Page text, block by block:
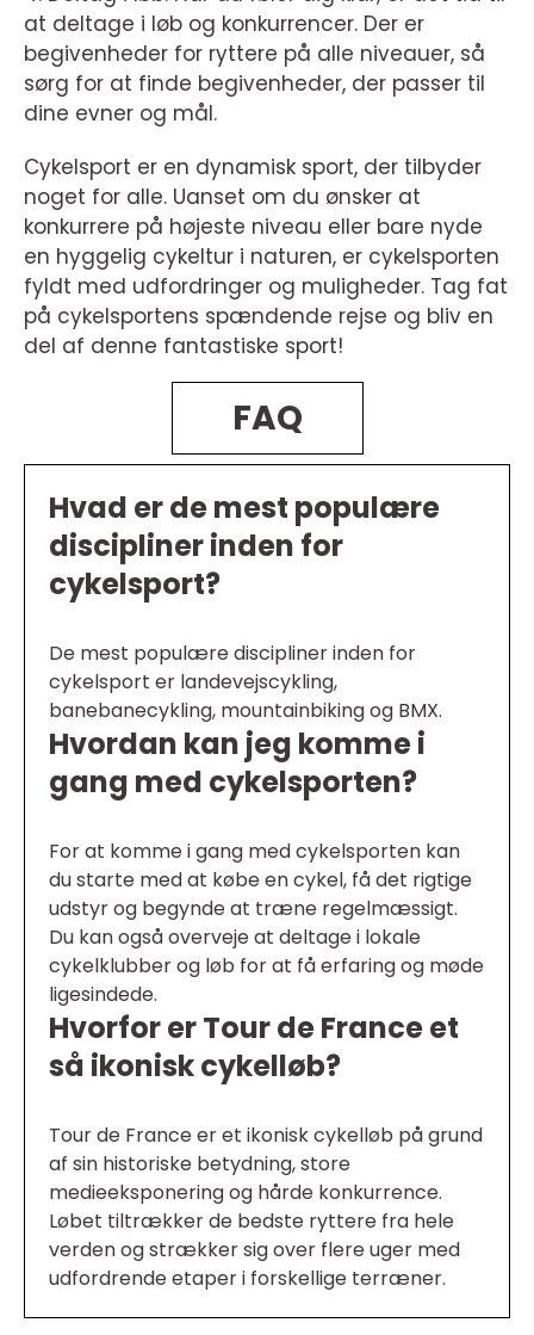
at deltage i løb og konkurrencer. Der er
begivenheder for ryttere på alle niveauer, så
sørg for at finde begivenheder, der passer til
dine evner og mål.
Cykelsport er en dynamisk sport, der tilbyder
noget for alle. Uanset om du ønsker at
konkurrere på højeste niveau eller bare nyde
en hyggelig cykeltur i naturen, er cykelsporten
fyldt med udfordringer og muligheder. Tag fat
på cykelsportens spændende rejse og bliv en
del af denne fantastiske sport!
FAQ
Hvad er de mest populære
discipliner inden for
cykelsport?
De mest populære discipliner inden for
cykelsport er landevejscykling,
banebanecykling, mountainbiking og BMX.
Hvordan kan jeg komme i
gang med cykelsporten?
For at komme i gang med cykelsporten kan
du starte med at købe en cykel, få det rigtige
udstyr og begynde at træne regelmæssigt.
Du kan også overveje at deltage i lokale
cykelklubber og løb for at få erfaring og møde
ligesindede.
Hvorfor er Tour de France et
så ikonisk cykelløb?
Tour de France er et ikonisk cykelløb på grund
af sin historiske betydning, store
medieeksponering og hårde konkurrence.
Løbet tiltrækker de bedste ryttere fra hele
verden og strækker sig over flere uger med
udfordrende etaper i forskellige terræner.